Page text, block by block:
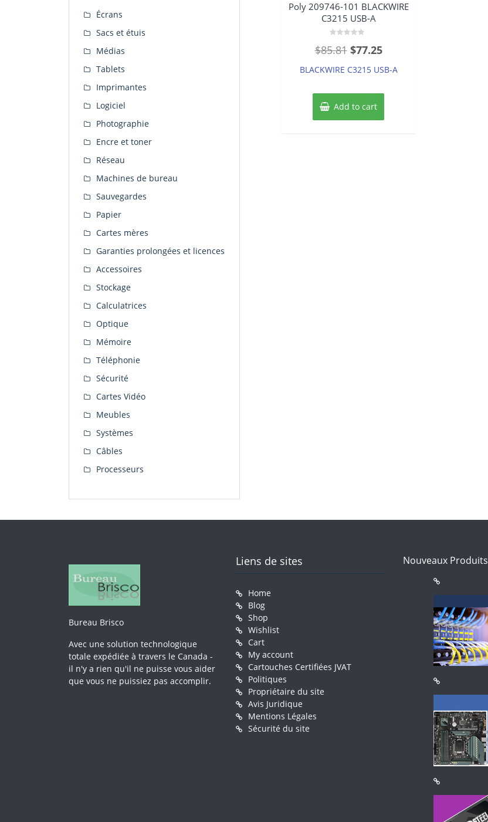
Poly 209746-101 BLACKWIRE
C3215 USB-A
0
5
$85.81 Original
price
$85.81.
$77.25Current
price
$77.25.
BLACKWIRE C3215 USB-A
Add to cart
Écrans
Sacs et étuis
Médias
Tablets
Imprimantes
Logiciel
Photographie
Encre et toner
Réseau
Machines de bureau
Sauvegardes
Papier
Cartes mères
Garanties prolongées et licences
Accessoires
Stockage
Calculatrices
Optique
Mémoire
Téléphonie
Sécurité
Cartes Vidéo
Meubles
Systèmes
Câbles
Processeurs
Bureau Brisco
Avec une solution technologique
totale expédiée à travers le Canada -
il n'y a rien qu'il ne puisse vous aider
que vous ne puissiez pas accomplir.
Liens de sites
Home
Blog
Shop
Wishlist
Cart
My account
Cartouches Certifiées JVAT
Politiques
Propriétaire du site
Avis Juridique
Mentions Légales
Sécurité du site
Nouveaux Produits